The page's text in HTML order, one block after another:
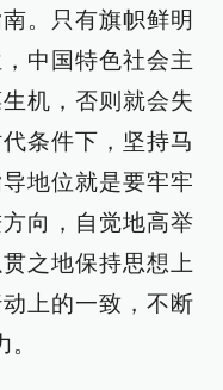
。只有旗帜鲜明
中国特色社会主
机，否则就会失
条件下，坚持马
地位就是要牢牢
向，自觉地高举
之地保持思想上
上的一致，不断